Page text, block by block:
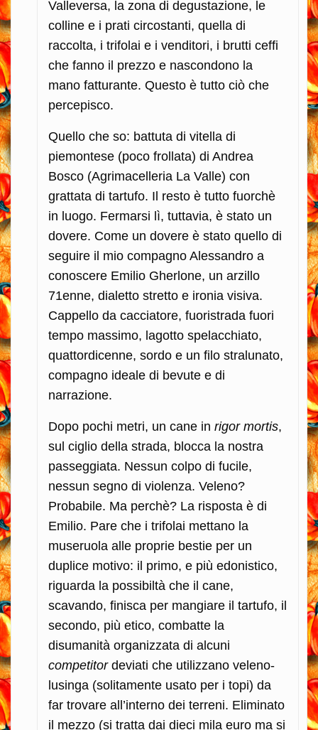
Valleversa, la zona di degustazione, le
colline e i prati circostanti, quella di
raccolta, i trifolai e i venditori, i brutti ceffi
che fanno il prezzo e nascondono la
mano fatturante. Questo è tutto ciò che
percepisco.
Quello che so: battuta di vitella di
piemontese (poco frollata) di Andrea
Bosco (Agrimacelleria La Valle) con
grattata di tartufo. Il resto è tutto fuorchè
in luogo. Fermarsi lì, tuttavia, è stato un
dovere. Come un dovere è stato quello di
seguire il mio compagno Alessandro a
conoscere Emilio Gherlone, un arzillo
71enne, dialetto stretto e ironia visiva.
Cappello da cacciatore, fuoristrada fuori
tempo massimo, lagotto spelacchiato,
quattordicenne, sordo e un filo stralunato,
compagno ideale di bevute e di
narrazione.
Dopo pochi metri, un cane in rigor mortis,
sul ciglio della strada, blocca la nostra
passeggiata. Nessun colpo di fucile,
nessun segno di violenza. Veleno?
Probabile. Ma perchè? La risposta è di
Emilio. Pare che i trifolai mettano la
museruola alle proprie bestie per un
duplice motivo: il primo, e più edonistico,
riguarda la possibiltà che il cane,
scavando, finisca per mangiare il tartufo, il
secondo, più etico, combatte la
disumanità organizzata di alcuni
competitordeviati che utilizzano veleno-
lusinga (solitamente usato per i topi) da
far trovare all’interno dei terreni. Eliminato
il mezzo (si tratta dai dieci mila euro ma si